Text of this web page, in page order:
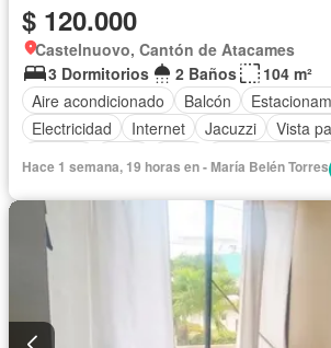
$ 120.000
Castelnuovo, Cantón de Atacames
3 Dormitorios
2 Baños
104 m²
Aire acondicionado
Balcón
Electricidad
Internet Jacuzzi
Vista
Seguridad
Hace 1 semana, 19 horas en - María Belén Torres